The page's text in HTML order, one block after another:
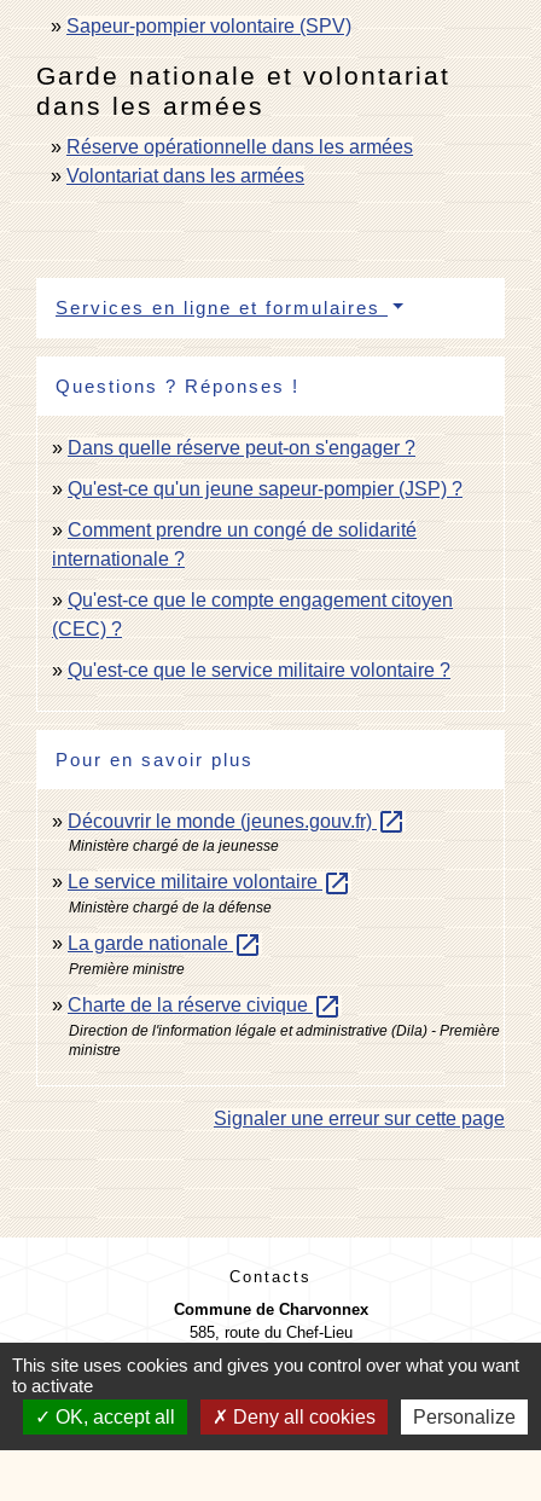
Sapeur-pompier volontaire (SPV)
Garde nationale et volontariat
dans les armées
Réserve opérationnelle dans les armées
Volontariat dans les armées
Services en ligne et formulaires
Questions ? Réponses !
Dans quelle réserve peut-on s'engager ?
Qu'est-ce qu'un jeune sapeur-pompier (JSP) ?
Comment prendre un congé de solidarité
internationale ?
Qu'est-ce que le compte engagement citoyen
(CEC) ?
Qu'est-ce que le service militaire volontaire ?
Pour en savoir plus
Découvrir le monde (jeunes.gouv.fr) open_in_new
Ministère chargé de la jeunesse
Le service militaire volontaire open_in_new
Ministère chargé de la défense
La garde nationale open_in_new
Première ministre
Charte de la réserve civique open_in_new
Direction de l'information légale et administrative (Dila) - Première
ministre
Signaler une erreur sur cette page
Contacts
Commune de Charvonnex
585, route du Chef-Lieu
74370 Charvonnex - FRANCE
+33 4 50 60 32 48
Contact par formulaire
This site uses cookies and gives you control over what you want
to activate
OK, accept all
Deny all cookies Personalize